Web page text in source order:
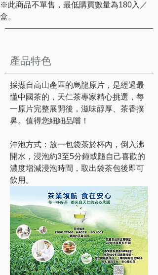
※此商品不單售，最低購買數量為180入／
盒。
產品特色
採擷自高山產區的烏龍原片，是經過最
懂中國茶的，天仁茶專家精心挑選，每
一原片完整展開後，滋味醇厚、茶香撲
鼻。值得您細細品嚐！
沖泡方式：放一包袋茶於杯內，倒入沸
開水，浸泡約3至5分鐘或隨自己喜歡的
濃度增減浸泡時間，取出袋茶包後即可
飲用。